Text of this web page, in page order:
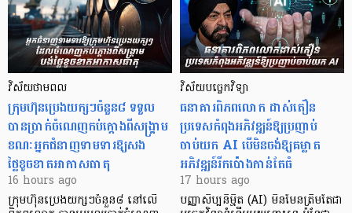
វិស័យថាមពល
ក្រុមហ៊ុនប្រេងយក្សៗចំនួន៨ ទទួល
បានប្រាក់ចំណេញកប់ក្តោងពីសង្គ្រាម
ខណៈអ្នកជំនាញទាមទារឱ្យសង
ថ្លៃខូចខាតអាកាសធាតុ
16 hours ago
ក្រុមហ៊ុនប្រេងយក្សៗចំនួន៨ នៅលើ
វិស័យបច្ចេកវិទ្យា
ធនាគារពិភពលោក ដាស់តឿន
ប្រទេសកំពុងអភិវឌ្ឍន៍ឱ្យប្រញាប់
ចាប់យក AI បើមិនចង់ឱ្យគម្លាត
អភិវឌ្ឍន៍រីកប៉ោងកាន់តែធំ
17 hours ago
បញ្ញាសិប្បនិម្មិត (AI) មិនមែនត្រឹមតែជា